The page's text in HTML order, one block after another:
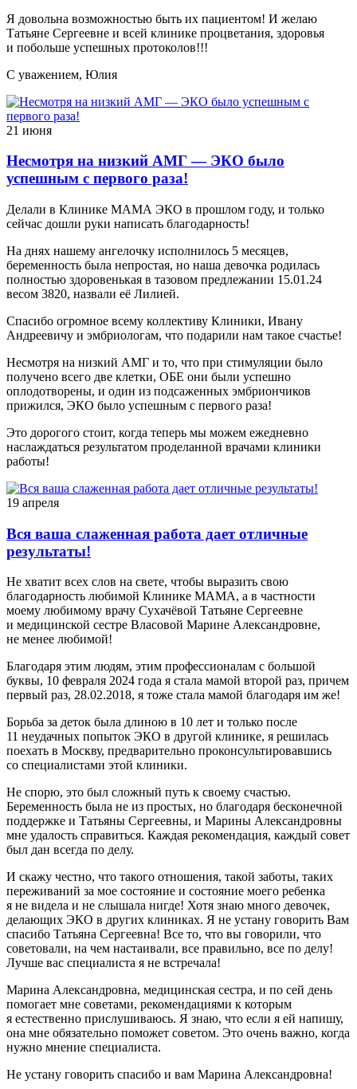
Я довольна возможностью быть их пациентом! И желаю
Татьяне Сергеевне и всей клинике процветания, здоровья
и побольше успешных протоколов!!!
С уважением, Юлия
21 июня
Несмотря на низкий АМГ — ЭКО было
успешным с первого раза!
Делали в Клинике МАМА ЭКО в прошлом году, и только
сейчас дошли руки написать благодарность!
На днях нашему ангелочку исполнилось 5 месяцев,
беременность была непростая, но наша девочка родилась
полностью здоровенькая в тазовом предлежании 15.01.24
весом 3820, назвали её Лилией.
Спасибо огромное всему коллективу Клиники, Ивану
Андреевичу и эмбриологам, что подарили нам такое счастье!
Несмотря на низкий АМГ и то, что при стимуляции было
получено всего две клетки, ОБЕ они были успешно
оплодотворены, и один из подсаженных эмбриончиков
прижился, ЭКО было успешным с первого раза!
Это дорогого стоит, когда теперь мы можем ежедневно
наслаждаться результатом проделанной врачами клиники
работы!
19 апреля
Вся ваша слаженная работа дает отличные
результаты!
Не хватит всех слов на свете, чтобы выразить свою
благодарность любимой Клинике МАМА, а в частности
моему любимому врачу Сухачёвой Татьяне Сергеевне
и медицинской сестре Власовой Марине Александровне,
не менее любимой!
Благодаря этим людям, этим профессионалам с большой
буквы, 10 февраля 2024 года я стала мамой второй раз, причем
первый раз, 28.02.2018, я тоже стала мамой благодаря им же!
Борьба за деток была длиною в 10 лет и только после
11 неудачных попыток ЭКО в другой клинике, я решилась
поехать в Москву, предварительно проконсультировавшись
со специалистами этой клиники.
Не спорю, это был сложный путь к своему счастью.
Беременность была не из простых, но благодаря бесконечной
поддержке и Татьяны Сергеевны, и Марины Александровны
мне удалость справиться. Каждая рекомендация, каждый совет
был дан всегда по делу.
И скажу честно, что такого отношения, такой заботы, таких
переживаний за мое состояние и состояние моего ребенка
я не видела и не слышала нигде! Хотя знаю много девочек,
делающих ЭКО в других клиниках. Я не устану говорить Вам
спасибо Татьяна Сергеевна! Все то, что вы говорили, что
советовали, на чем настаивали, все правильно, все по делу!
Лучше вас специалиста я не встречала!
Марина Александровна, медицинская сестра, и по сей день
помогает мне советами, рекомендациями к которым
я естественно прислушиваюсь. Я знаю, что если я ей напишу,
она мне обязательно поможет советом. Это очень важно, когда
нужно мнение специалиста.
Не устану говорить спасибо и вам Марина Александровна!